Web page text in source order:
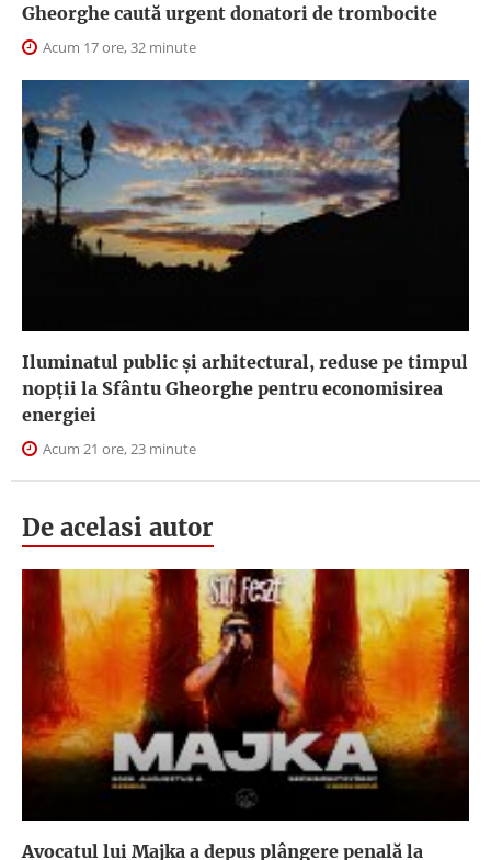
Gheorghe caută urgent donatori de trombocite
Acum 17 ore, 32 minute
Iluminatul public şi arhitectural, reduse pe timpul
nopţii la Sfântu Gheorghe pentru economisirea
energiei
Acum 21 ore, 23 minute
De acelasi autor
Avocatul lui Majka a depus plângere penală la